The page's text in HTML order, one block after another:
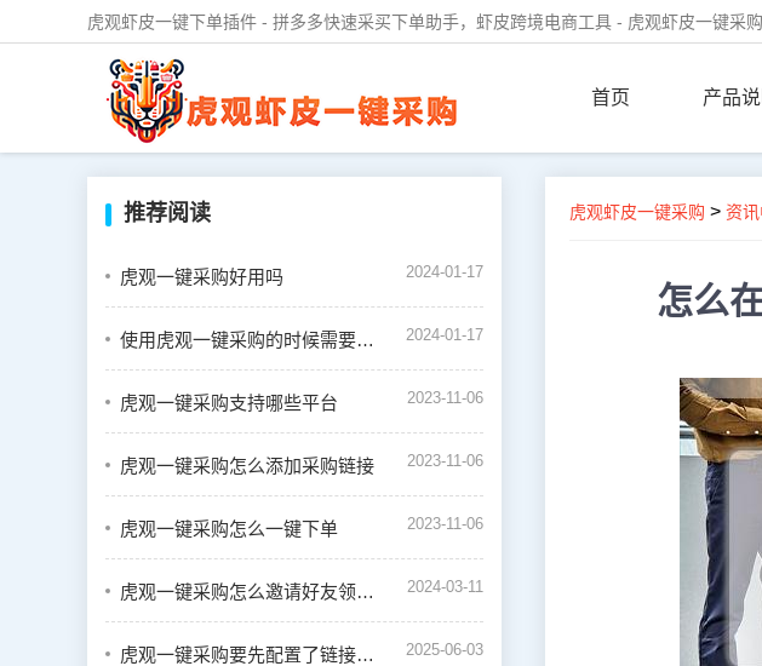
虎观虾皮一键下单插件 - 拼多多快速采买下单助手，虾皮跨境电商工具 - 虎观虾皮一键采
首页 产品
推荐阅读
虎观一键采购好用吗 2024-01-17
使用虎观一键采购的时候需要绑定虾皮店铺吗 2024-01-17
虎观一键采购支持哪些平台 2023-11-06
虎观一键采购怎么添加采购链接 2023-11-06
虎观一键采购怎么一键下单 2023-11-06
虎观一键采购怎么邀请好友领取奖励 2024-03-11
虎观一键采购要先配置了链接才能一键下单吗 2025-06-03
虎观虾皮一键采购 > 资
怎么